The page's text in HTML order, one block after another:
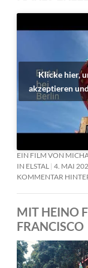
Klicke hier,
akzeptieren
EIN FILM VON
IN ELSTAL 4. MAI
KOMMENTAR
MIT HEINO
FRANCISCO